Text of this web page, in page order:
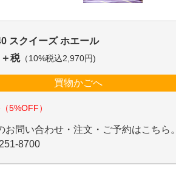
スクイーズ ホエール
税（10%税込2,970円)
買物かごへ
5%OFF）
お問い合わせ・注文・ご予約はこちら。
8700